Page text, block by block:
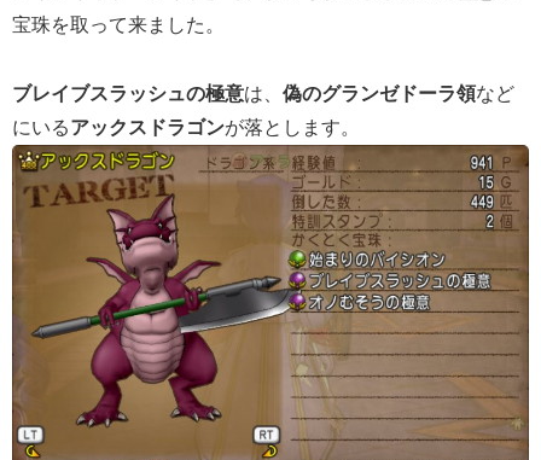
宝珠を取って来ました。
ブレイブスラッシュの極意は、 偽のグランゼドーラ領など
にいるアックスドラゴンが落とします。